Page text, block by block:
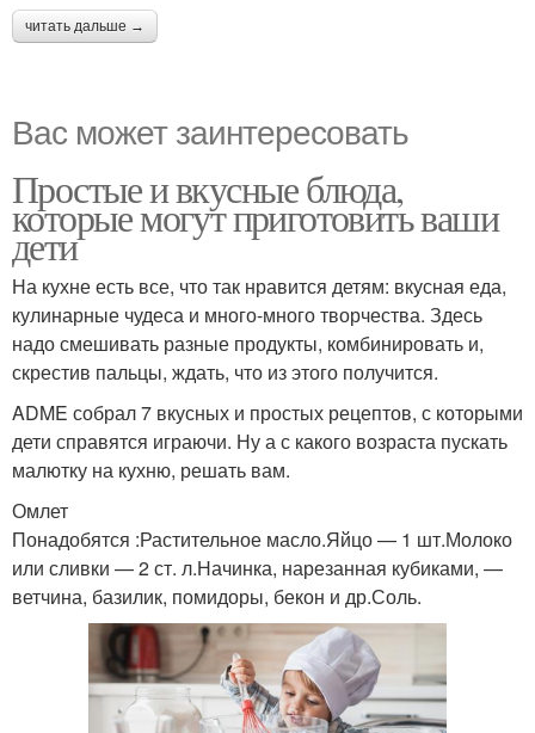
читать дальше →
Вас может заинтересовать
Простые и вкусные блюда,
которые могут приготовить ваши
дети
На кухне есть все, что так нравится детям: вкусная еда,
кулинарные чудеса и много-много творчества. Здесь
надо смешивать разные продукты, комбинировать и,
скрестив пальцы, ждать, что из этого получится.
ADME собрал 7 вкусных и простых рецептов, с которыми
дети справятся играючи. Ну а с какого возраста пускать
малютку на кухню, решать вам.
Омлет
Понадобятся :Растительное масло.Яйцо — 1 шт.Молоко
или сливки — 2 ст. л.Начинка, нарезанная кубиками, —
ветчина, базилик, помидоры, бекон и др.Соль.